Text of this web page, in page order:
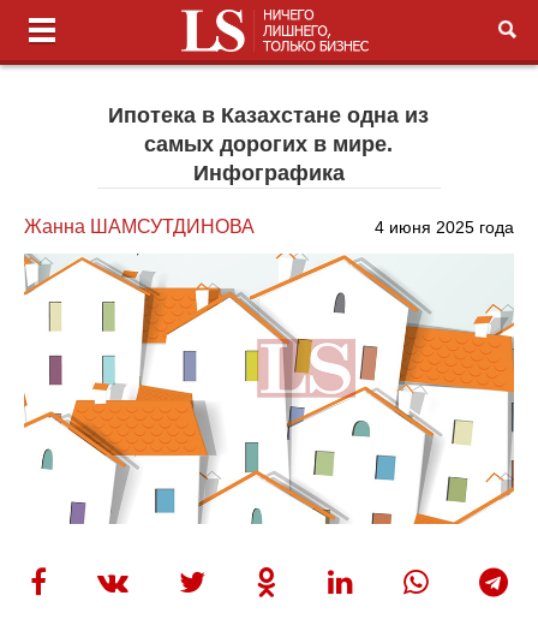
Ипотека в Казахстане одна из
самых дорогих в мире.
Инфографика
Жанна ШАМСУТДИНОВА 4 июня 2025 года